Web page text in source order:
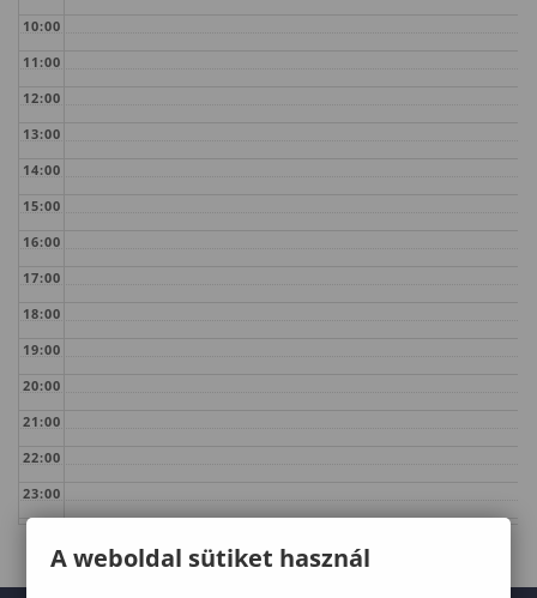
10:00
11:00
12:00
13:00
14:00
15:00
16:00
17:00
18:00
19:00
20:00
21:00
22:00
23:00
A weboldal sütiket használ